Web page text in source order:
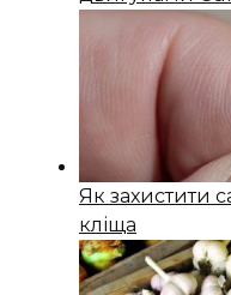
Як захистити
кліща